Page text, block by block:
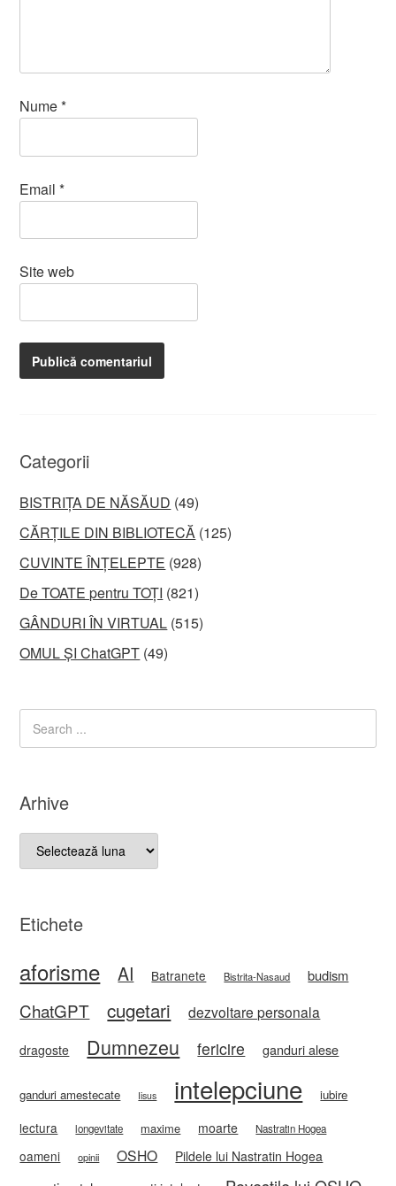
Nume*
Email*
Site web
Categorii
BISTRIȚA DE NĂSĂUD (49)
CĂRȚILE DIN BIBLIOTECĂ (125)
CUVINTE ÎNȚELEPTE (928)
De TOATE pentru TOȚI (821)
GÂNDURI ÎN VIRTUAL (515)
OMUL ȘI ChatGPT (49)
Arhive
Arhive
Etichete
aforisme AI Batranete Bistrita-Nasaud budism
ChatGPT cugetari dezvoltare personala
dragoste Dumnezeu fericire ganduri alese
ganduri amestecate Iisus intelepciune iubire
lectura longevitate maxime moarte Nastratin Hogea
oameni opinii OSHO Pildele lui Nastratin Hogea